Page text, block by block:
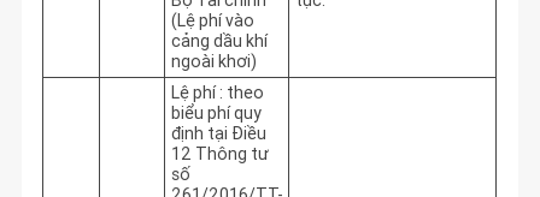
(Lệ phí vào
cảng dầu khí
ngoài khơi)
Lệ phí : theo
biểu phí quy
định tại Điều
12 Thông tư
số